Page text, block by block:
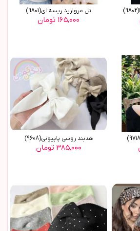
تل مروارید ریسه ای(9801)
۱۶۵,۰۰۰ تومان
هدبند روسي پاپيوني(9608)
۳۸۵,۰۰۰ تومان